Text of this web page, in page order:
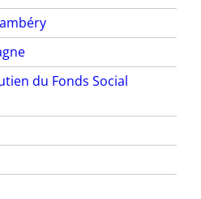
du Fonds Social